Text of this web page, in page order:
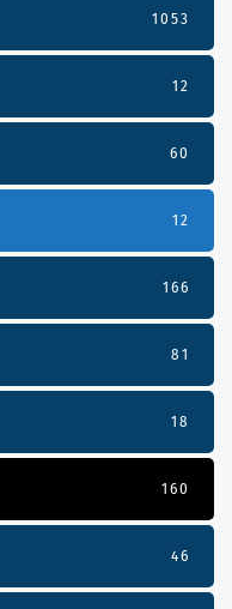
1053
12
60
12
166
81
18
160
46